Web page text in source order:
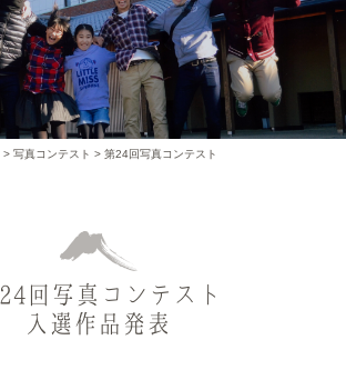
>写真コンテスト >第24回写真コンテスト
回写真コンテスト
入選作品発表